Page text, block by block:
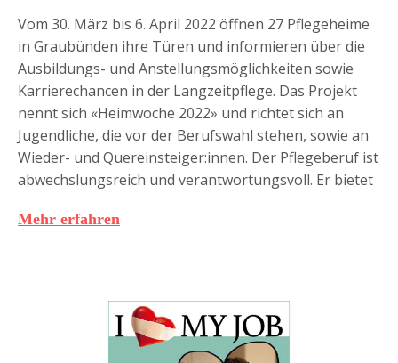
Vom 30. März bis 6. April 2022 öffnen 27 Pflegeheime
in Graubünden ihre Türen und informieren über die
Ausbildungs- und Anstellungsmöglichkeiten sowie
Karrierechancen in der Langzeitpflege. Das Projekt
nennt sich «Heimwoche 2022» und richtet sich an
Jugendliche, die vor der Berufswahl stehen, sowie an
Wieder- und Quereinsteiger:innen. Der Pflegeberuf ist
abwechslungsreich und verantwortungsvoll. Er bietet
Mehr erfahren